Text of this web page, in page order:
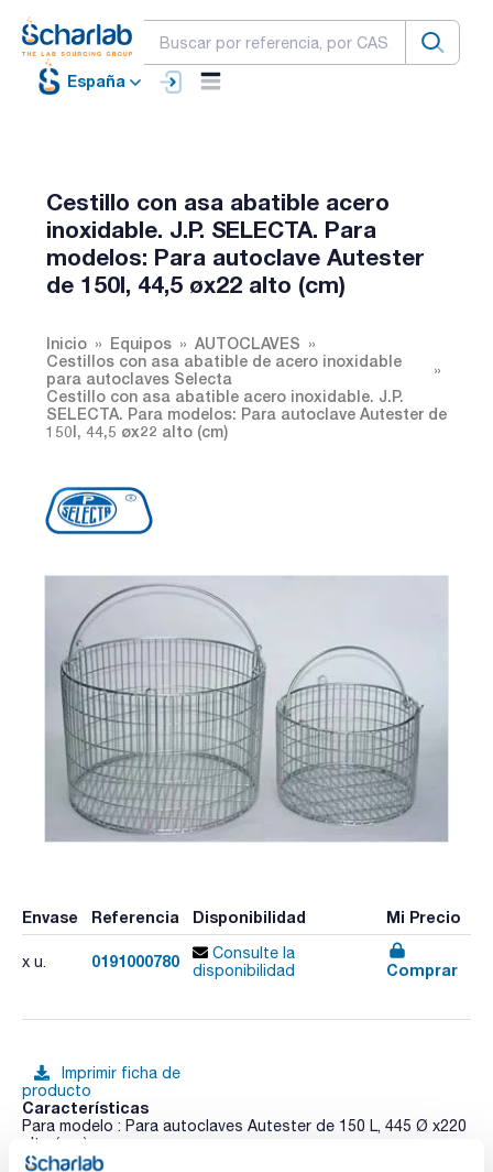
España
Cestillo con asa abatible acero
inoxidable. J.P. SELECTA. Para
modelos: Para autoclave Autester
de 150l, 44,5 øx22 alto (cm)
Inicio Equipos
AUTOCLAVES
Cestillos con asa abatible de acero inoxidable
para autoclaves Selecta
Cestillo con asa abatible acero inoxidable. J.P.
SELECTA. Para modelos: Para autoclave Autester de
150l, 44,5 øx22 alto (cm)
Envase Referencia Disponibilidad Mi Precio
x u. 0191000780
Consulte la
disponibilidad
Comprar
Imprimir ficha de
producto
Características
Para modelo : Para autoclaves Autester de 150 L, 445 Ø x220
alto (mm)
Pack (u.) : 1